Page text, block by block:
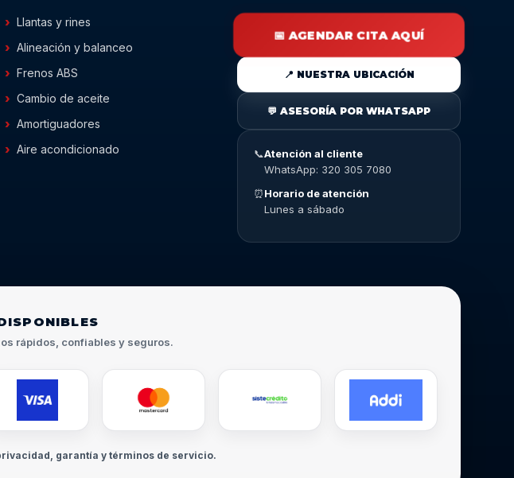
Llantas y rines
Alineación y balanceo
Frenos ABS
Cambio de aceite
Amortiguadores
Aire acondicionado
📅 AGENDAR CITA AQUÍ
📍 NUESTRA UBICACIÓN
💬 ASESORÍA POR WHATSAPP
📞Atención al cliente
WhatsApp: 320 305 7080
⏰Horario de atención
Lunes a sábado
rápidos, confiables y seguros.
garantía y términos de servicio.